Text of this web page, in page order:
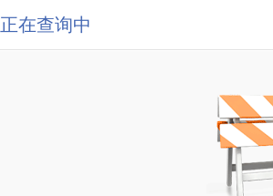
正在查询中